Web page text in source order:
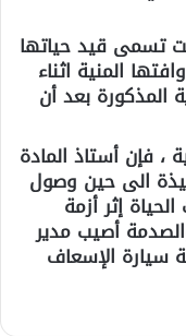
تسمى قيد حياتها
و هي من مواليد سنة 2001 ،وافتها المنية اثناء
المذكورة بعد أن
، فإن أستاذ المادة
الى حين وصول
إثر أزمة
أصيب مدير
سيارة الإسعاف